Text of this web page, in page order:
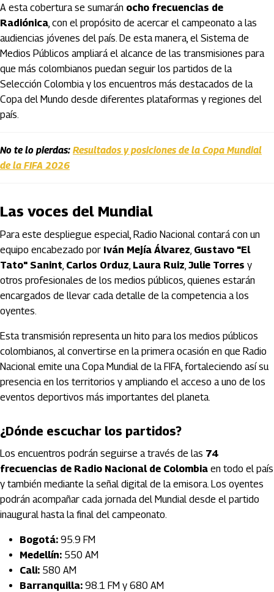
A esta cobertura se sumarán ocho frecuencias de
Radiónica, con el propósito de acercar el campeonato a las
audiencias jóvenes del país. De esta manera, el Sistema de
Medios Públicos ampliará el alcance de las transmisiones para
que más colombianos puedan seguir los partidos de la
Selección Colombia y los encuentros más destacados de la
Copa del Mundo desde diferentes plataformas y regiones del
país.
No te lo pierdas: Resultados y posiciones de la Copa Mundial
de la FIFA 2026
Las voces del Mundial
Para este despliegue especial, Radio Nacional contará con un
equipo encabezado por Iván Mejía Álvarez, Gustavo "El
Tato" Sanint, Carlos Orduz, Laura Ruiz, Julie Torres y
otros profesionales de los medios públicos, quienes estarán
encargados de llevar cada detalle de la competencia a los
oyentes.
Esta transmisión representa un hito para los medios públicos
colombianos, al convertirse en la primera ocasión en que Radio
Nacional emite una Copa Mundial de la FIFA, fortaleciendo así su
presencia en los territorios y ampliando el acceso a uno de los
eventos deportivos más importantes del planeta.
¿Dónde escuchar los partidos?
Los encuentros podrán seguirse a través de las 74
frecuencias de Radio Nacional de Colombia en todo el país
y también mediante la señal digital de la emisora. Los oyentes
podrán acompañar cada jornada del Mundial desde el partido
inaugural hasta la final del campeonato.
Bogotá: 95.9 FM
Medellín: 550 AM
Cali: 580 AM
Barranquilla: 98.1 FM y 680 AM